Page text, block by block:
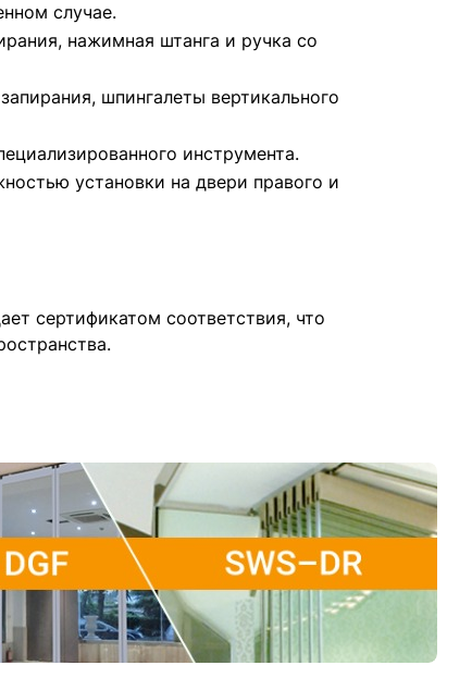
случае.
нажимная штанга и ручка со
шпингалеты вертикального
инструмента.
установки на двери правого и
сертификатом соответствия, что